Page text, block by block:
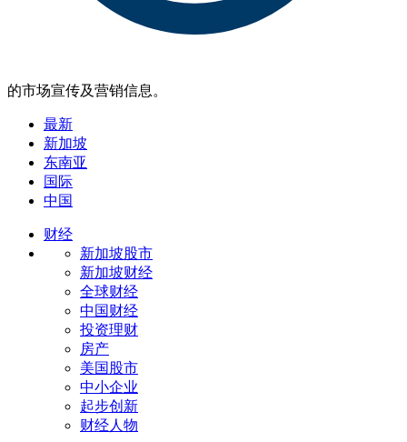
的市场宣传及营销信息。
最新
新加坡
东南亚
国际
中国
财经
新加坡股市
新加坡财经
全球财经
中国财经
投资理财
房产
美国股市
中小企业
起步创新
财经人物